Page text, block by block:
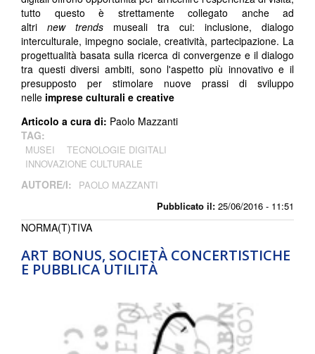
Pubblicato il: 25/06/2016 - 11:51
tutto questo è strettamente collegato anche ad
altri new trends museali tra cui: inclusione, dialogo
interculturale, impegno sociale, creatività, partecipazione. La
progettualità basata sulla ricerca di convergenze e il dialogo
tra questi diversi ambiti, sono l'aspetto più innovativo e il
presupposto per stimolare nuove prassi di sviluppo
nelle imprese culturali e creative
Articolo a cura di: Paolo Mazzanti
TAG:
MUSEI
TECNOLOGIE DIGITALI
INNOVAZIONE CULTURALE
AUTORE/I: PAOLO MAZZANTI
ART BONUS, SOCIETÀ CONCERTISTICHE
E PUBBLICA UTILITÀ
NORMA(T)TIVA